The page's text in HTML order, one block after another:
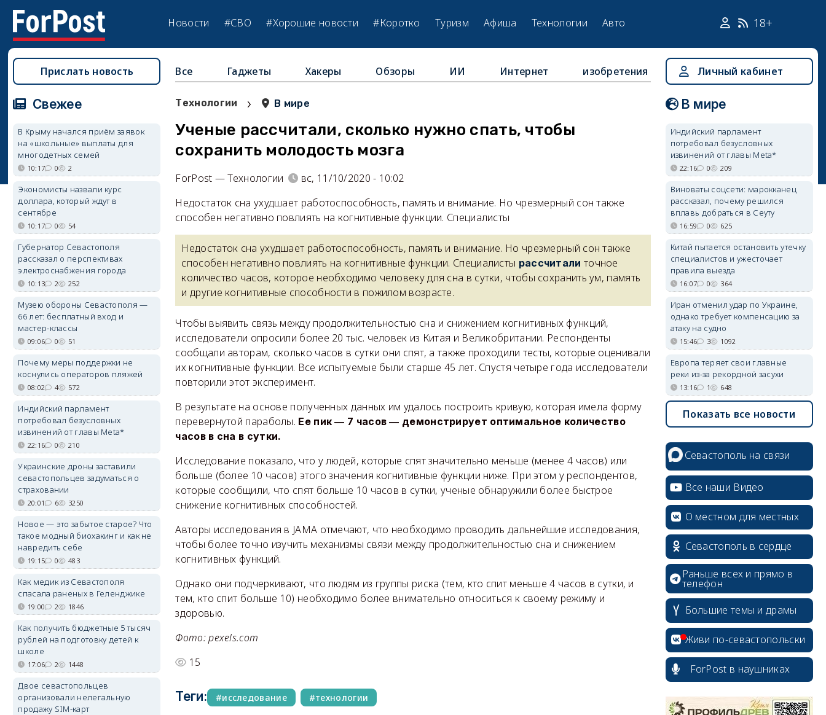
Новости #СВО #Хорошие новости #Коротко Туризм Афиша Технологии Авто 18+
Все Гаджеты Хакеры Обзоры ИИ Интернет изобретения
Технологии › В мире
Ученые рассчитали, сколько нужно спать, чтобы
сохранить молодость мозга
ForPost — Технологии
вс, 11/10/2020 - 10:02
Недостаток сна ухудшает работоспособность, память и внимание. Но чрезмерный сон также
способен негативно повлиять на когнитивные функции. Специалисты
Недостаток сна ухудшает работоспособность, память и внимание. Но чрезмерный сон также
способен негативно повлиять на когнитивные функции. Специалисты рассчитали точное
количество часов, которое необходимо человеку для сна в сутки, чтобы сохранить ум, память
и другие когнитивные способности в пожилом возрасте.
Чтобы выявить связь между продолжительностью сна и снижением когнитивных функций,
исследователи опросили более 20 тыс. человек из Китая и Великобритании. Респонденты
сообщали авторам, сколько часов в сутки они спят, а также проходили тесты, которые оценивали
их когнитивные функции. Все испытуемые были старше 45 лет. Спустя четыре года исследователи
повторили этот эксперимент.
В результате на основе полученных данных им удалось построить кривую, которая имела форму
перевернутой параболы. Ее пик ― 7 часов ― демонстрирует оптимальное количество
часов в сна в сутки.
Исследование показало, что у людей, которые спят значительно меньше (менее 4 часов) или
больше (более 10 часов) этого значения когнитивные функции ниже. При этом у респондентов,
которые сообщили, что спят больше 10 часов в сутки, ученые обнаружили более быстрое
снижение когнитивных способностей.
Авторы исследования в JAMA отмечают, что необходимо проводить дальнейшие исследования,
чтобы более точно изучить механизмы связи между продолжительностью сна и снижением
когнитивных функций.
Однако они подчеркивают, что людям из группы риска (тем, кто спит меньше 4 часов в сутки, и
тем, кто спит больше 10) необходимо более внимательно относиться к своему режиму и
здоровью.
Фото: pexels.com
15
Теги: исследование технологии
Прислать новость
Свежее
В Крыму начался приём заявок
на «школьные» выплаты для
многодетных семей
10:17 0 2
Экономисты назвали курс
доллара, который ждут в
сентябре
10:17 0 54
Губернатор Севастополя
рассказал о перспективах
электроснабжения города
10:13 2 252
Музею обороны Севастополя —
66 лет: бесплатный вход и
мастер-классы
09:06 0 51
Почему меры поддержки не
коснулись операторов пляжей
08:02 4 572
Индийский парламент
потребовал безусловных
извинений от главы Meta*
22:16 0 210
Украинские дроны заставили
севастопольцев задуматься о
страховании
20:01 6 3250
Новое — это забытое старое? Что
такое модный биохакинг и как не
навредить себе
19:15 0 483
Как медик из Севастополя
спасала раненых в Геленджике
19:00 2 1846
Как получить бюджетные 5 тысяч
рублей на подготовку детей к
школе
17:06 2 1448
Двое севастопольцев
организовали нелегальную
продажу SIM-карт
Личный кабинет
В мире
Индийский парламент
потребовал безусловных
извинений от главы Meta*
22:16 0 209
Виноваты соцсети: марокканец
рассказал, почему решился
вплавь добраться в Сеуту
16:59 0 625
Китай пытается остановить утечку
специалистов и ужесточает
правила выезда
16:07 0 364
Иран отменил удар по Украине,
однако требует компенсацию за
атаку на судно
15:46 3 1092
Европа теряет свои главные
реки из-за рекордной засухи
13:16 1 648
Показать все новости
Севастополь на связи
Все наши Видео
О местном для местных
Севастополь в сердце
Раньше всех и прямо в
телефон
Большие темы и драмы
Живи по-севастопольски
ForPost в наушниках